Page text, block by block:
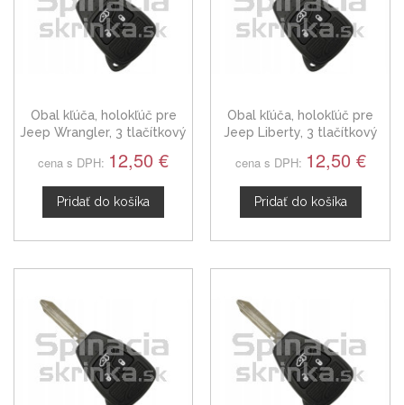
Obal kľúča, holokľúč pre
Jeep Wrangler, 3 tlačítkový
cena s DPH: 12,50 €
Pridať do košíka
Obal kľúča, holokľúč pre
Jeep Liberty, 3 tlačítkový
cena s DPH: 12,50 €
Pridať do košíka